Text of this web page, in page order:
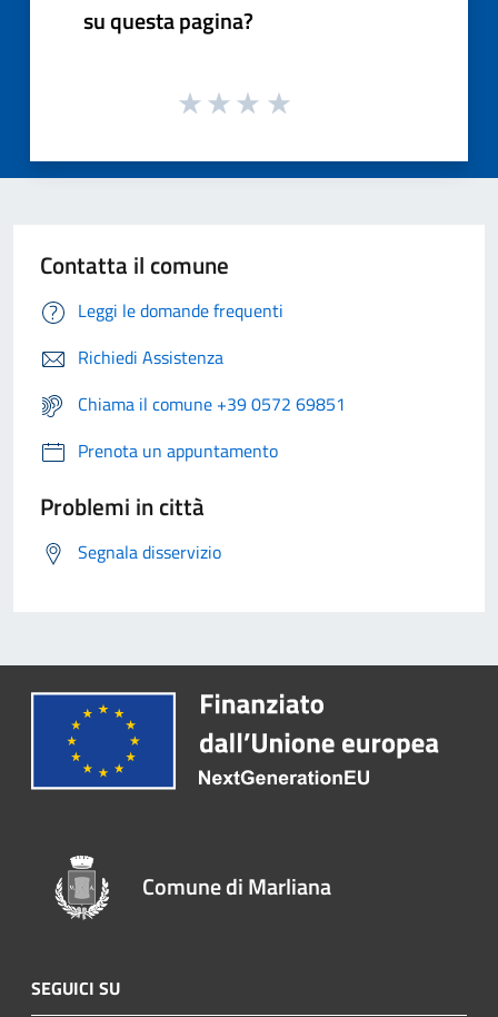
su questa pagina?
Contatta il comune
Leggi le domande frequenti
Richiedi Assistenza
Chiama il comune +39 0572 69851
Prenota un appuntamento
Problemi in città
Segnala disservizio
Comune di Marliana
SEGUICI SU